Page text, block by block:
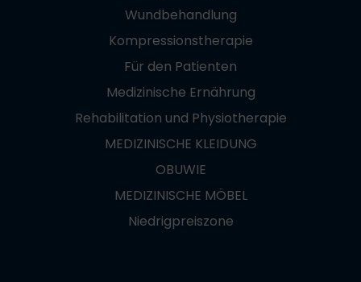
Wundbehandlung
Kompressionstherapie
Für den Patienten
Medizinische Ernährung
Rehabilitation und Physiotherapie
MEDIZINISCHE KLEIDUNG
OBUWIE
MEDIZINISCHE MÖBEL
Niedrigpreiszone